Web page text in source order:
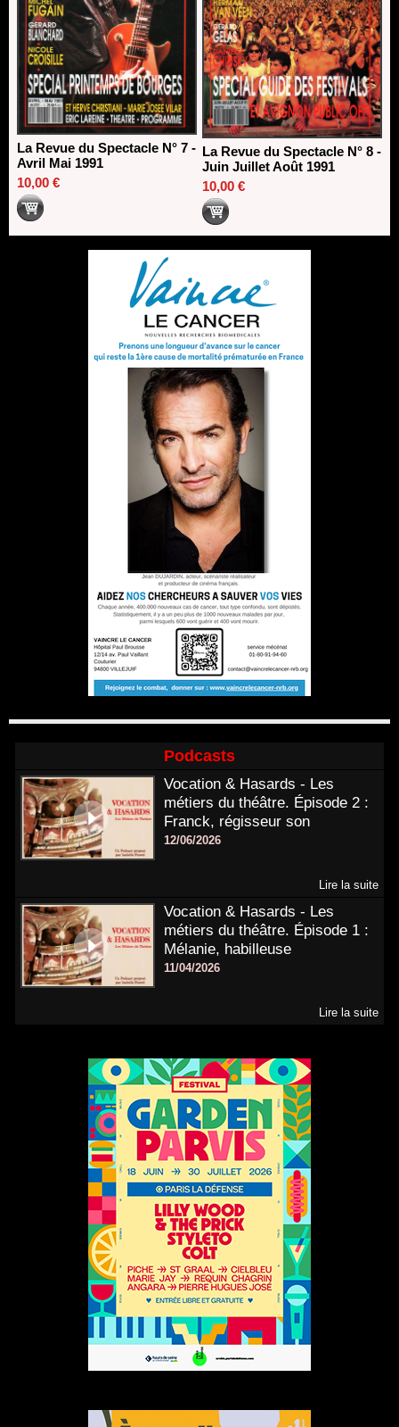
La Revue du Spectacle N° 7 -
Avril Mai 1991
10,00 €
La Revue du Spectacle N° 8 -
Juin Juillet Août 1991
10,00 €
Podcasts
Vocation & Hasards - Les
métiers du théâtre. Épisode 2 :
Franck, régisseur son
12/06/2026
Lire la suite
Vocation & Hasards - Les
métiers du théâtre. Épisode 1 :
Mélanie, habilleuse
11/04/2026
Lire la suite